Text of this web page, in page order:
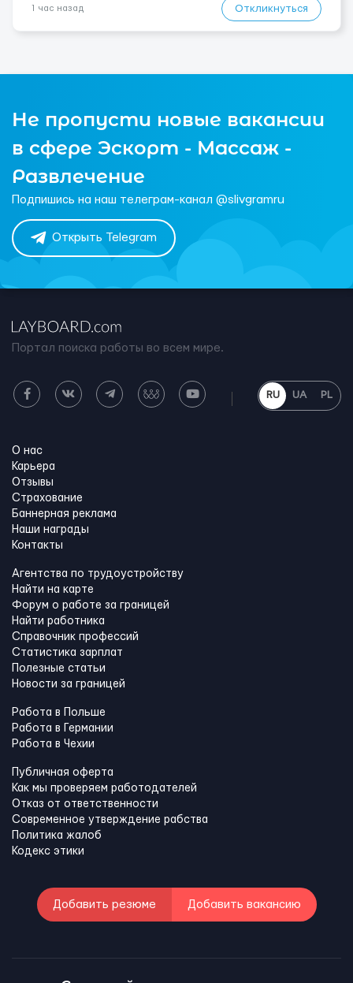
1 час назад Откликнуться
Не пропусти новые вакансии
в сфере Эскорт - Массаж -
Развлечение
Подпишись на наш телеграм-канал @slivgramru
Открыть Telegram
Портал поиска работы во всем мире.
RU UA PL
О нас
Карьера
Отзывы
Страхование
Баннерная реклама
Наши награды
Контакты
Агентства по трудоустройству
Найти на карте
Форум о работе за границей
Найти работника
Справочник профессий
Статистика зарплат
Полезные статьи
Новости за границей
Работа в Польше
Работа в Германии
Работа в Чехии
Публичная оферта
Как мы проверяем работодателей
Отказ от ответственности
Современное утверждение рабства
Политика жалоб
Кодекс этики
Добавить резюме Добавить вакансию